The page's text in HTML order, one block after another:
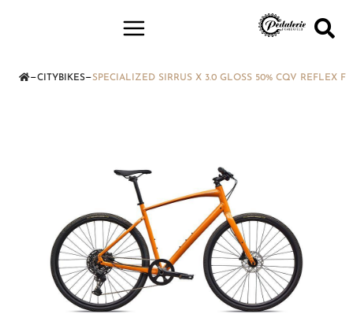
—CITYBIKES—SPECIALIZED SIRRUS X 3.0 GLOSS 50% CQV REFLEX